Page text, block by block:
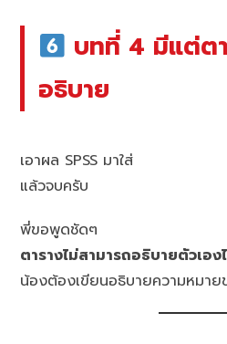
บทที่ 4 มีแต่ต
อธิบาย
เอาผล SPSS มาใส่
แล้วจบครับ
พี่ขอพูดชัดๆ
ตารางไม่สามารถอธิบายตัวเอง
น้องต้องเขียนอธิบายความหมาย